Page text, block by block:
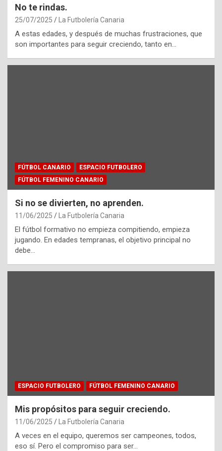
No te rindas.
25/07/2025 La Futbolería Canaria
A estas edades, y después de muchas frustraciones, que
son importantes para seguir creciendo, tanto en…
FÚTBOL CANARIO
ESPACIO FUTBOLERO
FÚTBOL FEMENINO CANARIO
Si no se divierten, no aprenden.
11/06/2025 La Futbolería Canaria
El fútbol formativo no empieza compitiendo, empieza
jugando. En edades tempranas, el objetivo principal no
debe…
ESPACIO FUTBOLERO FÚTBOL FEMENINO CANARIO
Mis propósitos para seguir creciendo.
11/06/2025 La Futbolería Canaria
A veces en el equipo, queremos ser campeones, todos,
eso sí. Pero el compromiso para ser…